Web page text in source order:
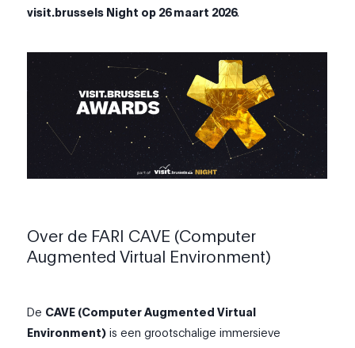
visit.brussels Night op 26 maart 2026.
Over de FARI CAVE (Computer
Augmented Virtual Environment)
De CAVE (Computer Augmented Virtual
Environment) is een grootschalige immersieve